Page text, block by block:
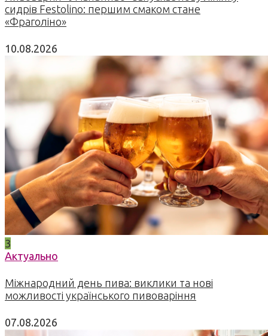
сидрів Festolino: першим смаком стане
«Фраголіно»
10.08.2026
3
Актуально
Міжнародний день пива: виклики та нові
можливості українського пивоваріння
07.08.2026